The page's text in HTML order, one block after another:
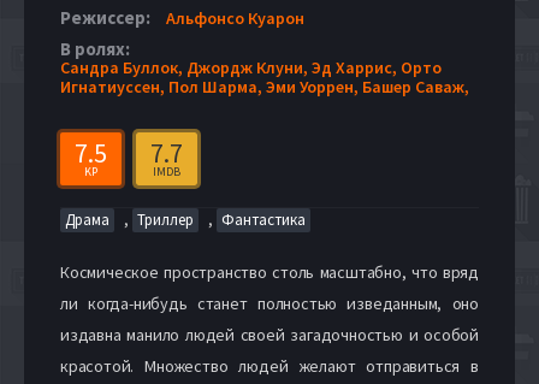
Режиссер: Альфонсо Куарон
В ролях:
Сандра Буллок, Джордж Клуни, Эд Харрис, Орто
Игнатиуссен, Пол Шарма, Эми Уоррен, Башер Саваж,
7.5
KP
7.7
IMDB
Драма , Триллер , Фантастика
Космическое пространство столь масштабно, что вряд
ли когда-нибудь станет полностью изведанным, оно
издавна манило людей своей загадочностью и особой
красотой. Множество людей желают отправиться в